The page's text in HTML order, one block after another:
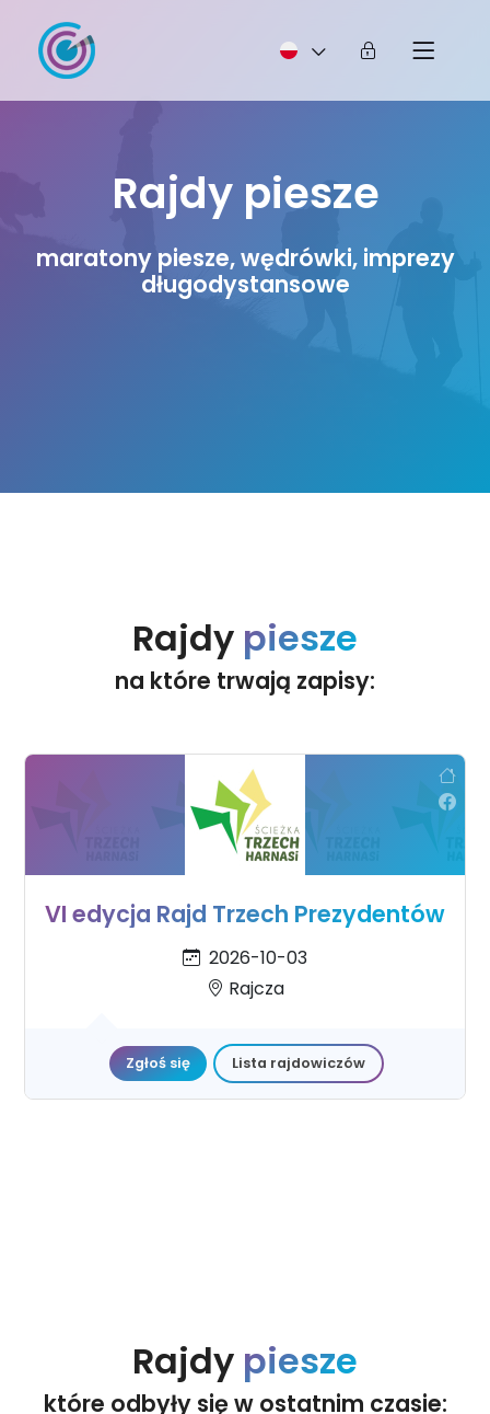
Rajdy piesze
maratony piesze, wędrówki, imprezy
długodystansowe
Rajdy piesze
na które trwają zapisy:
VI edycja Rajd Trzech Prezydentów
2026-10-03
Rajcza
Zgłoś się Lista rajdowiczów
Rajdy piesze
które odbyły się w ostatnim czasie: